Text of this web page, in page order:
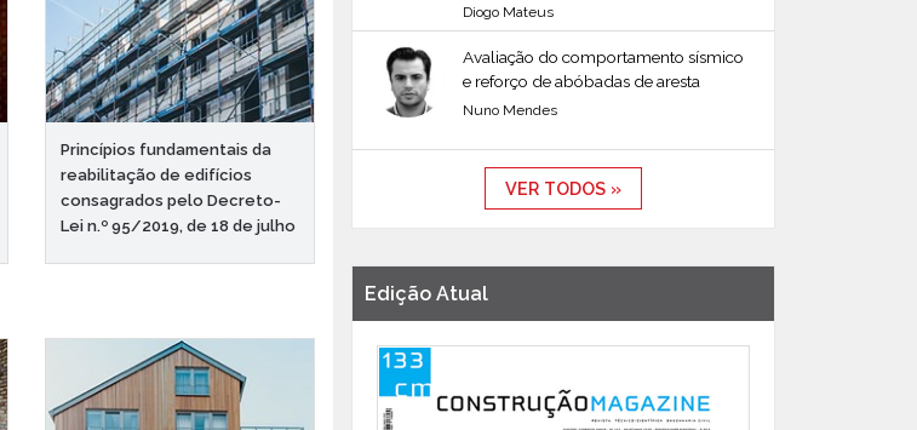
Princípios fundamentais da
reabilitação de edifícios
consagrados pelo Decreto-
Lei n.º 95/2019, de 18 de julho
Diogo Mateus
Avaliação do comportamento sísmico
e reforço de abóbadas de aresta
Nuno Mendes
VER TODOS »
Edição Atual